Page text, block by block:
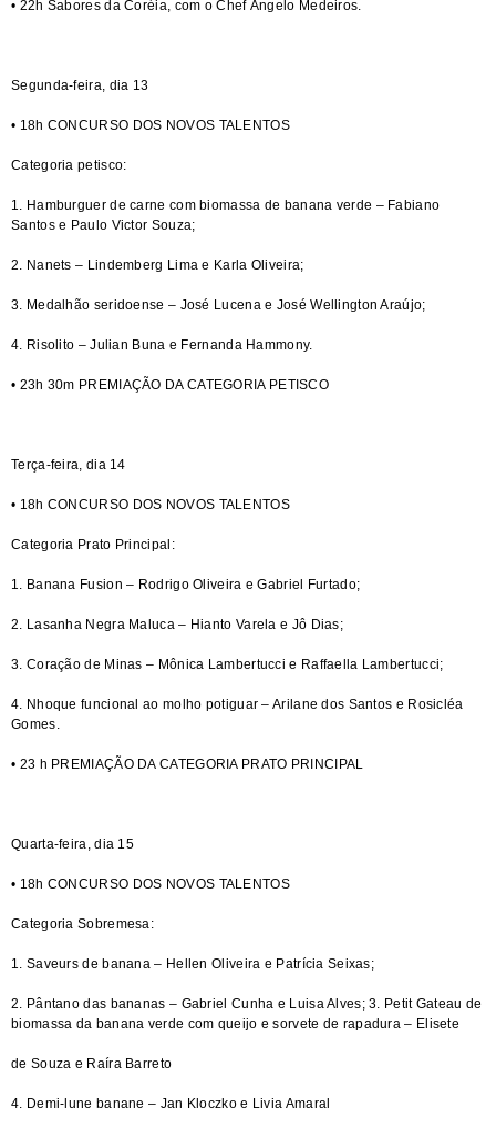
• 22h Sabores da Coréia, com o Chef Ângelo Medeiros.
Segunda-feira, dia 13
• 18h CONCURSO DOS NOVOS TALENTOS
Categoria petisco:
1. Hamburguer de carne com biomassa de banana verde – Fabiano
Santos e Paulo Victor Souza;
2. Nanets – Lindemberg Lima e Karla Oliveira;
3. Medalhão seridoense – José Lucena e José Wellington Araújo;
4. Risolito – Julian Buna e Fernanda Hammony.
• 23h 30m PREMIAÇÃO DA CATEGORIA PETISCO
Terça-feira, dia 14
• 18h CONCURSO DOS NOVOS TALENTOS
Categoria Prato Principal:
1. Banana Fusion – Rodrigo Oliveira e Gabriel Furtado;
2. Lasanha Negra Maluca – Hianto Varela e Jô Dias;
3. Coração de Minas – Mônica Lambertucci e Raffaella Lambertucci;
4. Nhoque funcional ao molho potiguar – Arilane dos Santos e Rosicléa
Gomes.
• 23 h PREMIAÇÃO DA CATEGORIA PRATO PRINCIPAL
Quarta-feira, dia 15
• 18h CONCURSO DOS NOVOS TALENTOS
Categoria Sobremesa:
1. Saveurs de banana – Hellen Oliveira e Patrícia Seixas;
2. Pântano das bananas – Gabriel Cunha e Luisa Alves; 3. Petit Gateau de
biomassa da banana verde com queijo e sorvete de rapadura – Elisete
de Souza e Raíra Barreto
4. Demi-lune banane – Jan Kloczko e Livia Amaral